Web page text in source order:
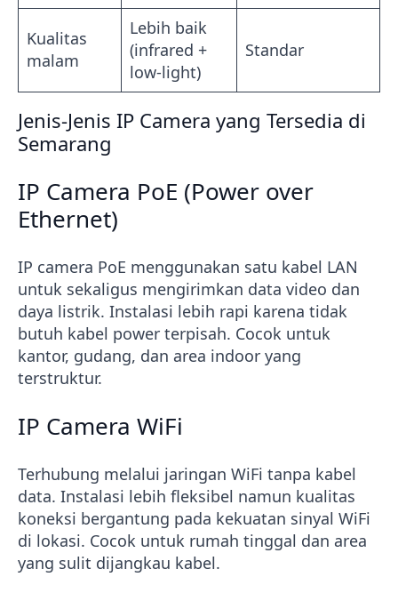
Kualitas
malam
Lebih baik
(infrared +
low-light)
Standar
Jenis-Jenis IP Camera yang Tersedia di
Semarang
IP Camera PoE (Power over
Ethernet)
IP camera PoE menggunakan satu kabel LAN
untuk sekaligus mengirimkan data video dan
daya listrik. Instalasi lebih rapi karena tidak
butuh kabel power terpisah. Cocok untuk
kantor, gudang, dan area indoor yang
terstruktur.
IP Camera WiFi
Terhubung melalui jaringan WiFi tanpa kabel
data. Instalasi lebih fleksibel namun kualitas
koneksi bergantung pada kekuatan sinyal WiFi
di lokasi. Cocok untuk rumah tinggal dan area
yang sulit dijangkau kabel.